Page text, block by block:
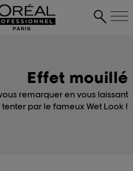
Effet mouillé
remarquer en vous laissant
tenter par le fameux Wet Look !